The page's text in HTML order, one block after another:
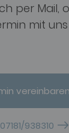
per Mail,
mit uns
vereinbaren
938310